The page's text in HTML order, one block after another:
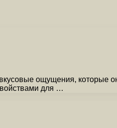
ощущения, которые
для …